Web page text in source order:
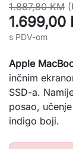
1.887,80 KM
1.699,00
s PDV-om
Apple
inčnim
SSD-a.
posao,
indigo boji.